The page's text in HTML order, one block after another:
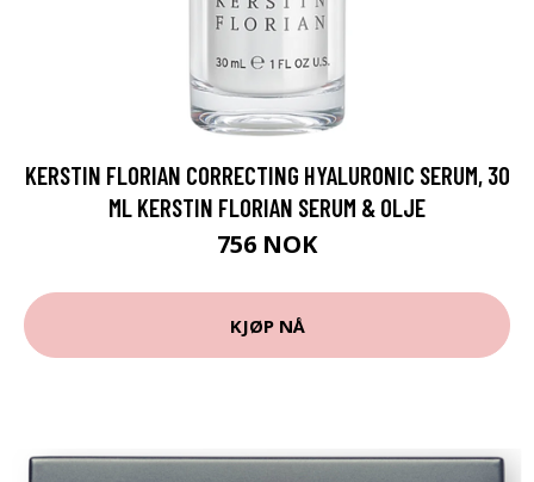
KERSTIN FLORIAN CORRECTING HYALURONIC SERUM, 30
ML KERSTIN FLORIAN SERUM & OLJE
756 NOK
KJØP NÅ